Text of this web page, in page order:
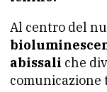
Al centro del
abissali che
comunicazione